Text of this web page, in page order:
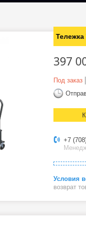
397
Под заказ
+7
возврат